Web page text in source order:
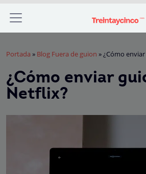
Portada » Blog Fuera de guion »¿Cómo
¿Cómo enviar
Netflix?